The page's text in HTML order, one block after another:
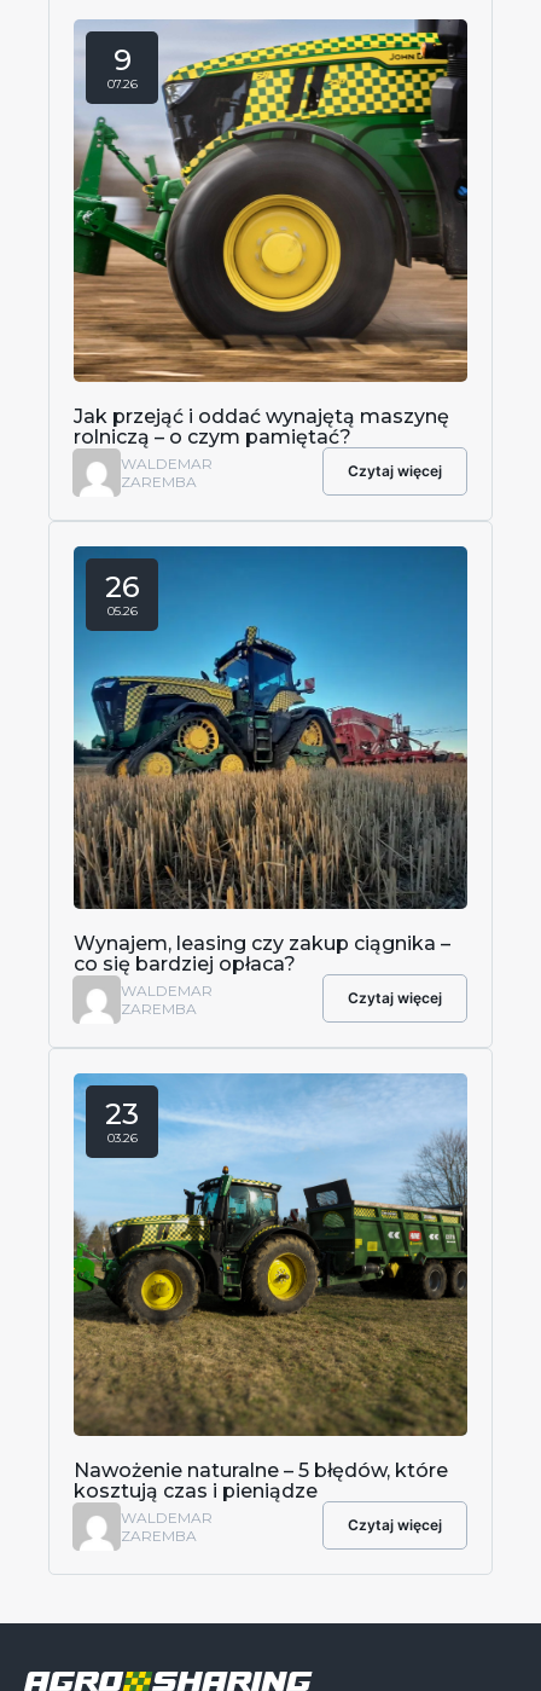
9
07.26
Jak przejąć i oddać wynajętą maszynę
rolniczą – o czym pamiętać?
Czytaj więcej
WALDEMAR
ZAREMBA
26
05.26
Wynajem, leasing czy zakup ciągnika –
co się bardziej opłaca?
Czytaj więcej
WALDEMAR
ZAREMBA
23
03.26
Nawożenie naturalne – 5 błędów, które
kosztują czas i pieniądze
Czytaj więcej
WALDEMAR
ZAREMBA